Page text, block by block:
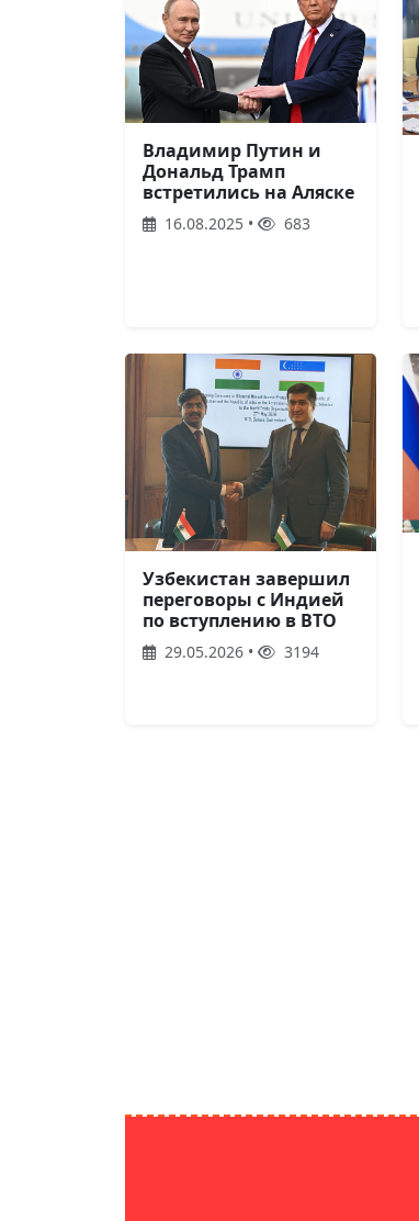
Владимир Путин и
Дональд Трамп
встретились на Аляске
16.08.2025 • 683
Узбекистан завершил
переговоры с Индией
по вступлению в ВТО
29.05.2026 • 3194